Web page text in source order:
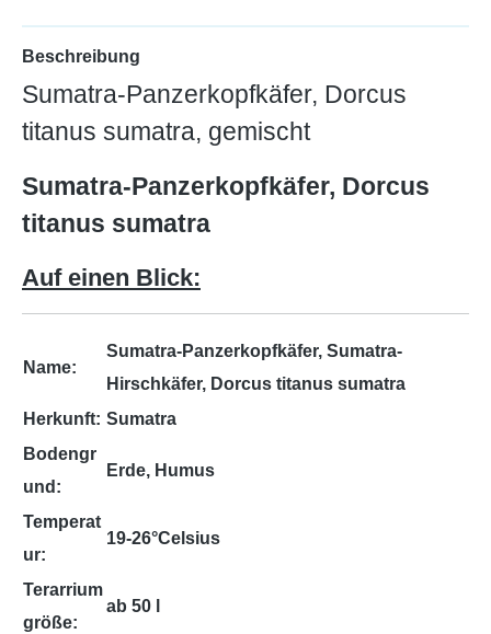
Beschreibung
Sumatra-Panzerkopfkäfer, Dorcus
titanus sumatra, gemischt
Sumatra-Panzerkopfkäfer, Dorcus
titanus sumatra
Auf einen Blick:
Name:
Sumatra-Panzerkopfkäfer, Sumatra-
Hirschkäfer, Dorcus titanus sumatra
Herkunft: Sumatra
Bodengr
und:
Erde, Humus
Temperat
ur:
19-26°Celsius
Terarrium
größe:
ab 50 l